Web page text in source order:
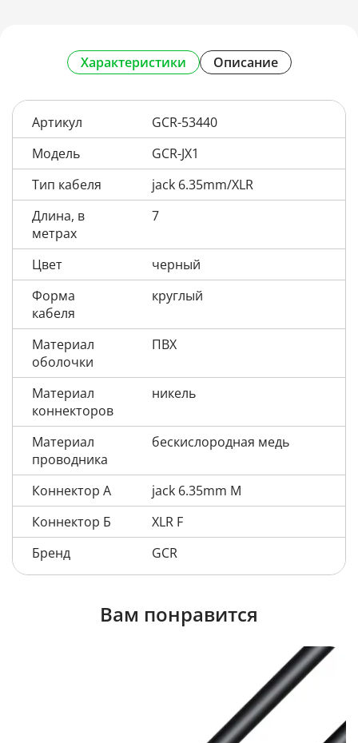
Характеристики Описание
Артикул
GCR-53440
Модель
GCR-JX1
Тип кабеля
jack 6.35mm/XLR
Длина, в
метрах
7
Цвет
черный
Форма
кабеля
круглый
Материал
оболочки
ПВХ
Материал
коннекторов
никель
Материал
проводника
бескислородная медь
Коннектор А
jack 6.35mm M
Коннектор Б
XLR F
Бренд
GCR
Вам понравится